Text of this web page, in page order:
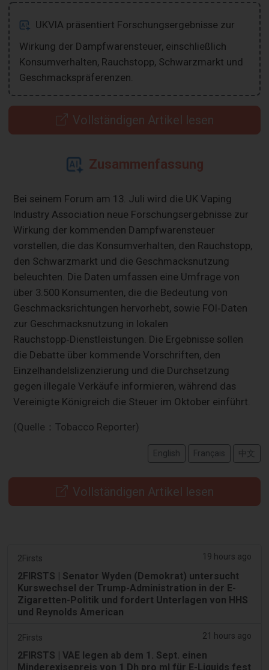
UKVIA präsentiert Forschungsergebnisse zur
Wirkung der Dampfwarensteuer, einschließlich
Konsumverhalten, Rauchstopp, Schwarzmarkt und
Geschmackspräferenzen.
Vollständigen Artikel lesen
Zusammenfassung
Bei seinem Forum am 13. Juli wird die UK Vaping
Industry Association neue Forschungsergebnisse zur
Wirkung der kommenden Dampfwarensteuer
vorstellen, die das Konsumverhalten, den Rauchstopp,
den Schwarzmarkt und die Geschmacksnutzung
beleuchten. Die Daten umfassen eine Umfrage von
über 3.500 Konsumenten, die die Bedeutung von
Geschmacksrichtungen hervorhebt, sowie FOI‑Daten
zur Geschmacksnutzung in lokalen
Rauchstopp‑Dienstleistungen. Die Ergebnisse sollen
die Debatte über kommende Vorschriften, den
Einzelhandelslizenzierung und die Durchsetzung
gegen illegale Verkäufe informieren, während das
Vereinigte Königreich die Steuer im Oktober einführt.
(Quelle：Tobacco Reporter)
English Français 中文
Vollständigen Artikel lesen
2Firsts 19 hours ago
2FIRSTS | Senator Wyden (Demokrat) untersucht
Kurswechsel der Trump-Administration in der E-
Zigaretten-Politik und fordert Unterlagen von HHS
und Reynolds American
2Firsts 21 hours ago
2FIRSTS | VAE legen ab dem 1. Sept. einen
Minderexisepreis von 1 Dh pro ml für E-Liquids fest